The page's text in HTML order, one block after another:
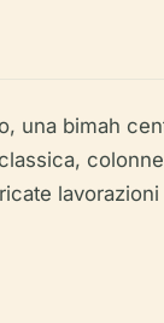
una bimah